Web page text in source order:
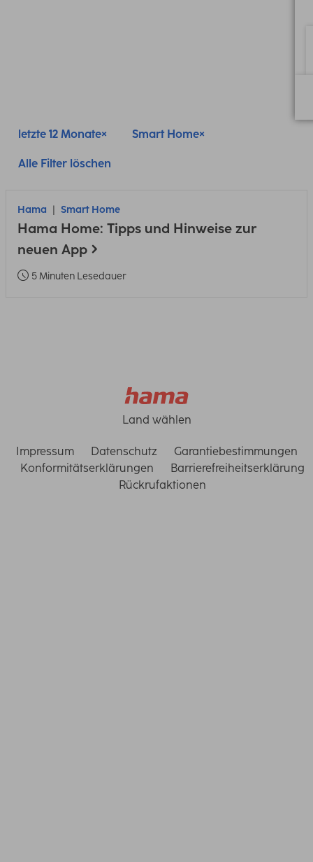
letzte 12 Monate Smart Home
Alle Filter löschen
Hama Smart Home
Hama Home: Tipps und Hinweise zur
neuen App
5 Minuten Lesedauer
Land wählen
Impressum Datenschutz
Garantiebestimmungen
Konformitätserklärungen
Barrierefreiheitserklärung
Rückrufaktionen